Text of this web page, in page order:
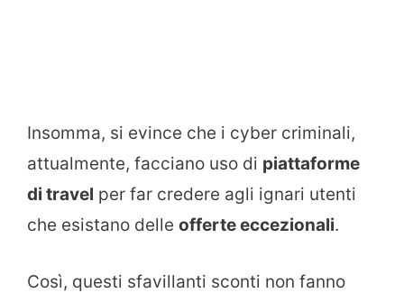
Insomma, si evince che i cyber criminali,
attualmente, facciano uso di piattaforme
di travel per far credere agli ignari utenti
che esistano delle offerte eccezionali.
Così, questi sfavillanti sconti non fanno